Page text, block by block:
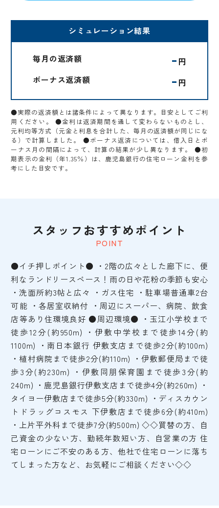
シミュレーション結果
毎月の返済額 - 円
ボーナス返済額
- 円
●実際の返済額とは諸条件によって異なります。目安としてご利
用ください。 ●金利は返済期間を通して変わらないものとし、
元利均等方式（元金と利息を合計した、毎月の返済額が同じにな
る）で計算しました。 ●ボーナス返済については、借入日とボ
ーナス月の間隔によって、計算の結果が少し異なります。 ●初
期表示の金利（年1.35％）は、鹿児島銀行の住宅ローン金利を参
考にした目安です。
POINT
スタッフおすすめポイント
●イチ押しポイント● ・2階の広々とした廊下に、便
利なランドリースペース！雨の日や花粉の季節も安心
・洗面所約3帖と広々 ・ガス住宅 ・駐車場普通車2台
可能 ・各居室収納付 ・周辺にスーパー、病院、飲食
店等あり住環境良好 ●周辺環境● ・玉江小学校まで
徒歩12分(約950m) ・伊敷中学校まで徒歩14分(約
1100m) ・南日本銀行 伊敷支店まで徒歩2分(約100m)
・植村病院まで徒歩2分(約110m) ・伊敷郵便局まで徒
歩3分(約230m) ・伊敷同朋保育園まで徒歩3分(約
240m) ・鹿児島銀行伊敷支店まで徒歩4分(約260m) ・
タイヨー伊敷店まで徒歩5分(約330m) ・ディスカウン
トドラッグコスモス 下伊敷店まで徒歩6分(約410m)
・上片平外科まで徒歩7分(約500m) ◇◇買替の方、自
己資金の少ない方、勤続年数短い方、自営業の方 住
宅ローンにご不安のある方、他社で住宅ローンに落ち
てしまった方など、お気軽にご相談ください◇◇